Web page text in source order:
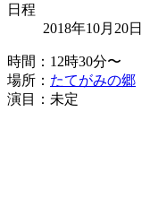
日程
2018年10月20日
時間：12時30分〜
場所： たてがみの郷
演目：未定